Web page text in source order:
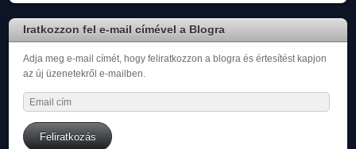
Iratkozzon fel e-mail címével a Blogra
Adja meg e-mail címét, hogy feliratkozzon a blogra és értesítést kapjon
az új üzenetekről e-mailben.
Email
cím
Feliratkozás